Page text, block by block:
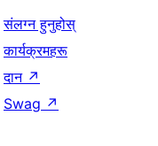
संलग्न हुनुहोस्
कार्यक्रमहरू
दान ↗
Swag ↗